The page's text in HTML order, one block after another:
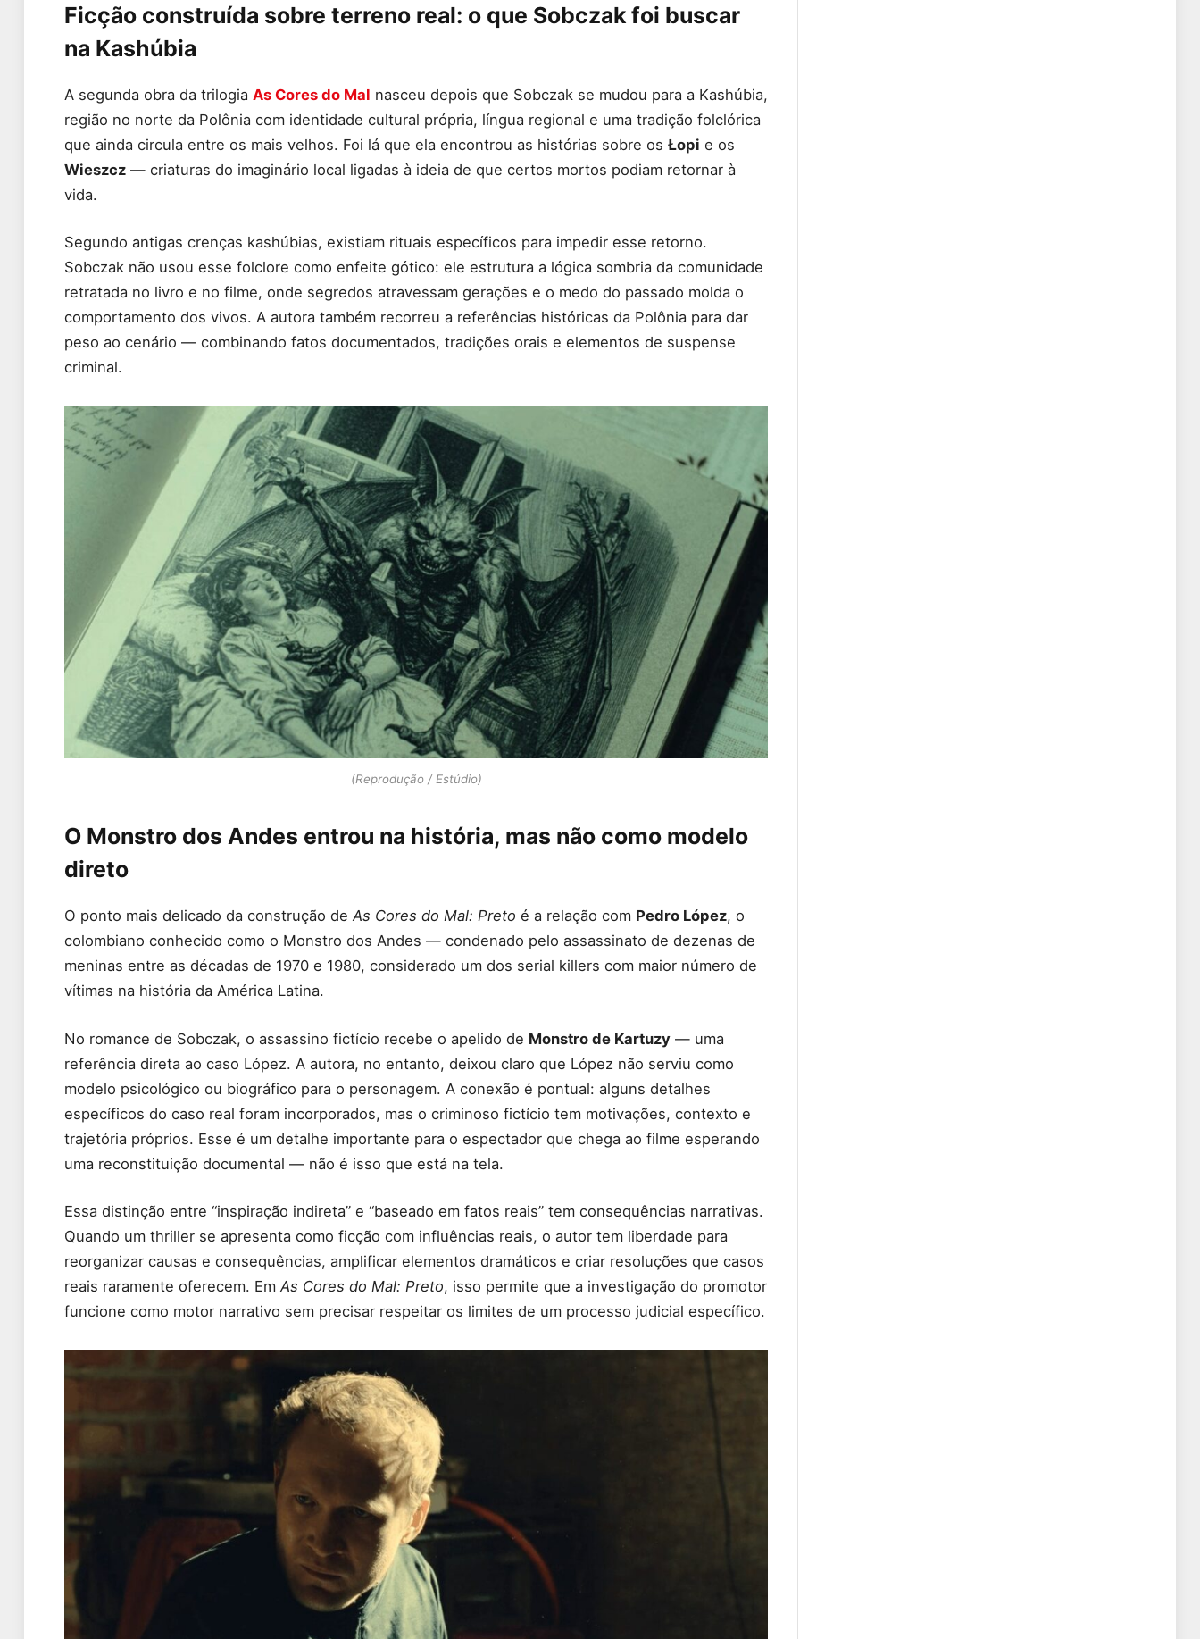
Ficção construída sobre terreno real: o que Sobczak foi buscar
na Kashúbia
A segunda obra da trilogia As Cores do Mal nasceu depois que Sobczak se mudou para a Kashúbia,
região no norte da Polônia com identidade cultural própria, língua regional e uma tradição folclórica
que ainda circula entre os mais velhos. Foi lá que ela encontrou as histórias sobre os Łopi e os
Wieszcz — criaturas do imaginário local ligadas à ideia de que certos mortos podiam retornar à
vida.
Segundo antigas crenças kashúbias, existiam rituais específicos para impedir esse retorno.
Sobczak não usou esse folclore como enfeite gótico: ele estrutura a lógica sombria da comunidade
retratada no livro e no filme, onde segredos atravessam gerações e o medo do passado molda o
comportamento dos vivos. A autora também recorreu a referências históricas da Polônia para dar
peso ao cenário — combinando fatos documentados, tradições orais e elementos de suspense
criminal.
(Reprodução / Estúdio)
O Monstro dos Andes entrou na história, mas não como modelo
direto
O ponto mais delicado da construção deAs Cores do Mal: Preto é a relação com Pedro López, o
colombiano conhecido como o Monstro dos Andes — condenado pelo assassinato de dezenas de
meninas entre as décadas de 1970 e 1980, considerado um dos serial killers com maior número de
vítimas na história da América Latina.
No romance de Sobczak, o assassino fictício recebe o apelido de Monstro de Kartuzy — uma
referência direta ao caso López. A autora, no entanto, deixou claro que López não serviu como
modelo psicológico ou biográfico para o personagem. A conexão é pontual: alguns detalhes
específicos do caso real foram incorporados, mas o criminoso fictício tem motivações, contexto e
trajetória próprios. Esse é um detalhe importante para o espectador que chega ao filme esperando
uma reconstituição documental — não é isso que está na tela.
Essa distinção entre “inspiração indireta” e “baseado em fatos reais” tem consequências narrativas.
Quando um thriller se apresenta como ficção com influências reais, o autor tem liberdade para
reorganizar causas e consequências, amplificar elementos dramáticos e criar resoluções que casos
reais raramente oferecem. EmAs Cores do Mal: Preto, isso permite que a investigação do promotor
funcione como motor narrativo sem precisar respeitar os limites de um processo judicial específico.